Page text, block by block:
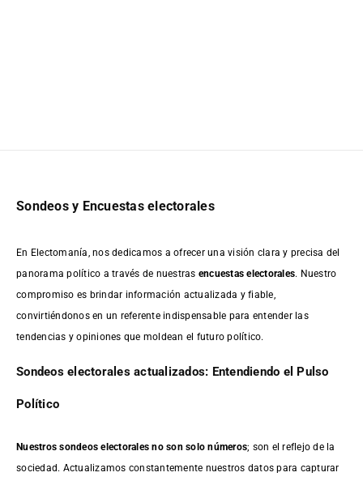
Sondeos y Encuestas electorales
En Electomanía, nos dedicamos a ofrecer una visión clara y precisa del
panorama político a través de nuestras encuestas electorales. Nuestro
compromiso es brindar información actualizada y fiable,
convirtiéndonos en un referente indispensable para entender las
tendencias y opiniones que moldean el futuro político.
Sondeos electorales actualizados: Entendiendo el Pulso
Político
Nuestros sondeos electorales no son solo números; son el reflejo de la
sociedad. Actualizamos constantemente nuestros datos para capturar